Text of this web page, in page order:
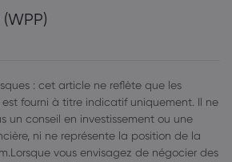
: cet article ne reflète que les
fourni à titre indicatif uniquement. Il ne
un conseil en investissement ou une
ni ne représente la position de la
vous envisagez de négocier des